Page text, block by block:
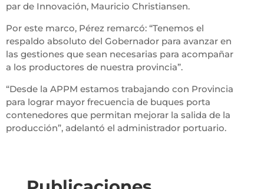
par de Innovación, Mauricio Christiansen.
Por este marco, Pérez remarcó: “Tenemos el
respaldo absoluto del Gobernador para avanzar en
las gestiones que sean necesarias para acompañar
a los productores de nuestra provincia”.
“Desde la APPM estamos trabajando con Provincia
para lograr mayor frecuencia de buques porta
contenedores que permitan mejorar la salida de la
producción”, adelantó el administrador portuario.